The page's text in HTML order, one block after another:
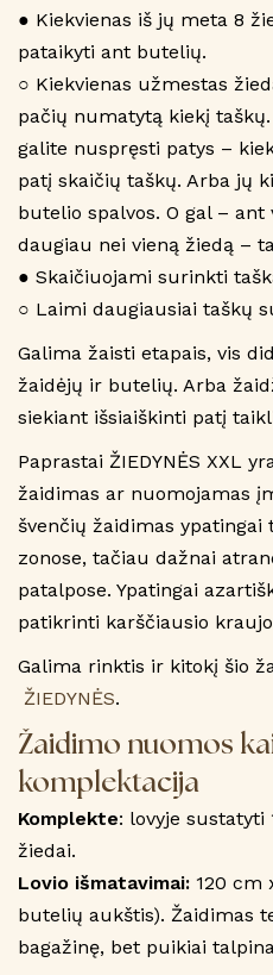
● Kiekvienas iš jų meta 8
pataikyti ant butelių.
○ Kiekvienas užmestas
pačių numatytą kiekį
galite nuspręsti patys –
patį skaičių taškų. Arba jų
butelio spalvos. O gal –
daugiau nei vieną žiedą –
● Skaičiuojami surinkti
○ Laimi daugiausiai taškų
Galima žaisti etapais, vis
žaidėjų ir butelių. Arba
siekiant išsiaiškinti patį
Paprastai ŽIEDYNĖS XXL
žaidimas ar nuomojamas
švenčių žaidimas
zonose, tačiau dažnai
patalpose. Ypatingai
patikrinti karščiausio
Galima rinktis ir kitokį šio
ŽIEDYNĖS.
Žaidimo nuomos
komplektacija
Komplekte: lovyje
žiedai.
Lovio išmatavimai: 120 cm
butelių aukštis). Žaidimas
bagažinę, bet puikiai